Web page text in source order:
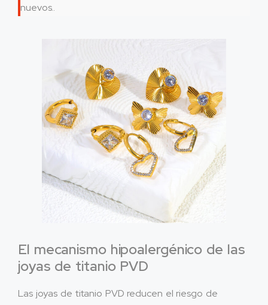
nuevos..
El mecanismo hipoalergénico de las
joyas de titanio PVD
Las joyas de titanio PVD reducen el riesgo de